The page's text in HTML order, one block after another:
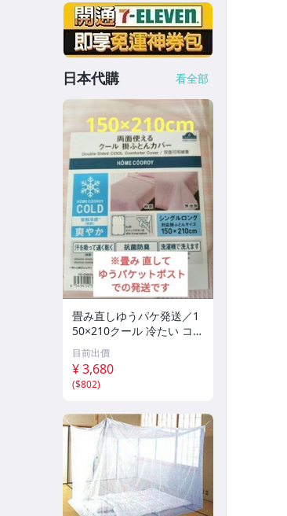
日本代購 看全部
畳み直しゆうパケ発送／1
50×210クール 冷たい コー
ルド 接触冷感 掛ふとん
カバー華やかピンク／布団
を入れずにひんやりケット
にも
目前出價
¥ 3,680
($802)